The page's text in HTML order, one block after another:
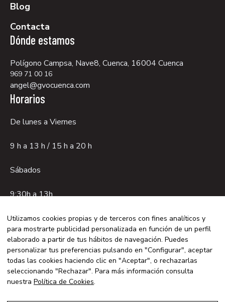
Blog
Contacta
Dónde estamos
Polígono Campsa, Nave8, Cuenca, 16004 Cuenca
969 71 00 16
angel@gvocuenca.com
Horarios
De lunes a Viernes
9 h a 13 h / 15 h a 20 h
Sábados
9:30h a 13h.
Aviso legal
Política de privacidad
Política de cookies
© 2026 GVO CUENCA - Con la tecnología de:
Utilizamos cookies propias y de terceros con fines analíticos y
para mostrarte publicidad personalizada en función de un perfil
elaborado a partir de tus hábitos de navegación. Puedes
personalizar tus preferencias pulsando en "Configurar", aceptar
todas las cookies haciendo clic en "Aceptar", o rechazarlas
seleccionando "Rechazar". Para más información consulta
nuestra Política de Cookies.